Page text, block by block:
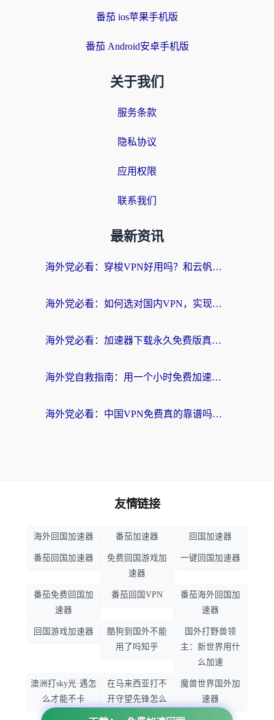
番茄 ios苹果手机版
番茄 Android安卓手机版
关于我们
服务条款
隐私协议
应用权限
联系我们
最新资讯
海外党必看：穿梭VPN好用吗？和云帆VPN对比哪个回国效果更好？附真实测评+避坑指南
海外党必看：如何选对国内VPN，实现无缝访问国内资源？
海外党必看：加速器下载永久免费版真的存在吗？教你无缝访问国内资源的正确姿势
海外党自救指南：用一个小时免费加速器，轻松打破国内资源访问壁垒？
海外党必看：中国VPN免费真的靠谱吗？手把手教你选对回国加速器
友情链接
海外回国加速器 番茄加速器 回国加速器
番茄回国加速器
免费回国游戏加
速器
一键回国加速器
番茄免费回国加
速器
番茄回国VPN
番茄海外回国加
速器
回国游戏加速器
酷狗到国外不能
用了吗知乎
国外打野兽领
主：新世界用什
么加速
澳洲打sky光·遇怎
么才能不卡
在马来西亚打不
开守望先锋怎么
办
魔兽世界国外加
速器